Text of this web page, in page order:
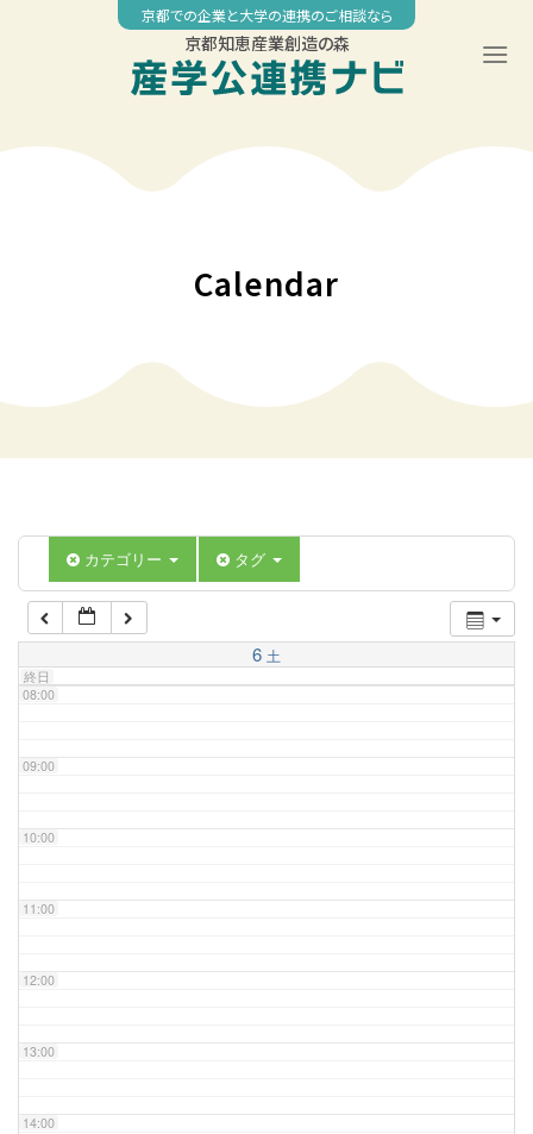
京都での企業と大学の連携のご相談なら
京都知恵産業創造の森
Calendar
カテゴリー タグ
6 土
終日
04:00
07:00
08:00
09:00
10:00
11:00
12:00
13:00
14:00